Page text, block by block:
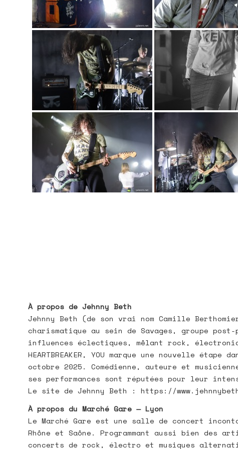
À propos de Jehnny Beth
Jehnny Beth (de son vrai nom Camille
charismatique au sein de Savages, groupe
influences éclectiques, mêlant rock,
HEARTBREAKER, YOU marque une nouvelle
octobre 2025. Comédienne, auteure et
ses performances sont réputées pour leur
Le site de Jehnny Beth : https://
À propos du Marché Gare — Lyon
Le Marché Gare est une salle de concert
Rhône et Saône. Programmant aussi bien
concerts de rock, électro et musiques